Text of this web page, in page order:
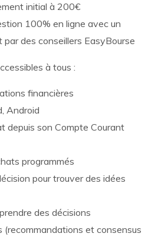
initial à 200€
100% en ligne avec un
des conseillers EasyBourse
à tous :
financières
Android
depuis son Compte Courant
programmés
pour trouver des idées
des décisions
(recommandations et consensus